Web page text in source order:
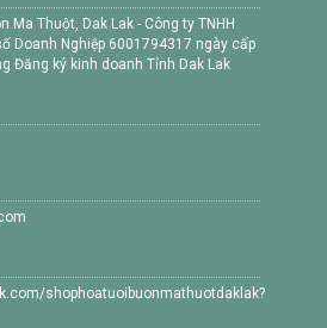
Ma Thuột, Dak Lak - Công ty TNHH
Doanh Nghiệp 6001794317 ngày cấp
Đăng ký kinh doanh Tỉnh Dak Lak
shophoatuoibuonmathuotdaklak?